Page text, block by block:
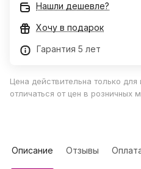
Нашли дешевле?
Хочу в подарок
Гарантия 5 лет
Цена действительна только
отличаться от цен в розничных
Описание Отзывы